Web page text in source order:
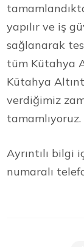
yapılır ve iş
sağlanarak
tüm Kütahya
Kütahya
verdiğimiz
tamamlıyoruz.
Ayrıntılı bilgi
numaralı